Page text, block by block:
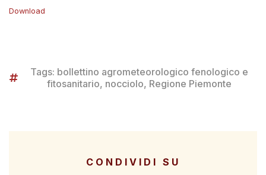
Download
Tags: bollettino agrometeorologico fenologico e
fitosanitario, nocciolo, Regione Piemonte
CONDIVIDI SU